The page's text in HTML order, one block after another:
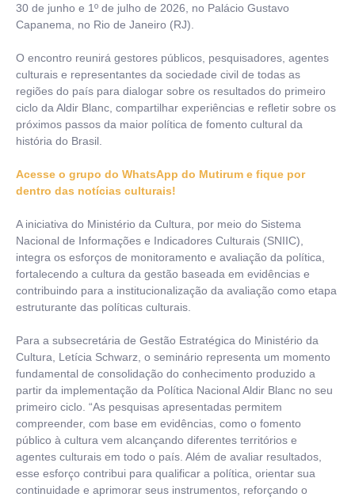
30 de junho e 1º de julho de 2026, no Palácio Gustavo
Capanema, no Rio de Janeiro (RJ).
O encontro reunirá gestores públicos, pesquisadores, agentes
culturais e representantes da sociedade civil de todas as
regiões do país para dialogar sobre os resultados do primeiro
ciclo da Aldir Blanc, compartilhar experiências e refletir sobre os
próximos passos da maior política de fomento cultural da
história do Brasil.
Acesse o grupo do WhatsApp do Mutirum e fique por
dentro das notícias culturais!
A iniciativa do Ministério da Cultura, por meio do Sistema
Nacional de Informações e Indicadores Culturais (SNIIC),
integra os esforços de monitoramento e avaliação da política,
fortalecendo a cultura da gestão baseada em evidências e
contribuindo para a institucionalização da avaliação como etapa
estruturante das políticas culturais.
Para a subsecretária de Gestão Estratégica do Ministério da
Cultura, Letícia Schwarz, o seminário representa um momento
fundamental de consolidação do conhecimento produzido a
partir da implementação da Política Nacional Aldir Blanc no seu
primeiro ciclo. “As pesquisas apresentadas permitem
compreender, com base em evidências, como o fomento
público à cultura vem alcançando diferentes territórios e
agentes culturais em todo o país. Além de avaliar resultados,
esse esforço contribui para qualificar a política, orientar sua
continuidade e aprimorar seus instrumentos, reforçando o